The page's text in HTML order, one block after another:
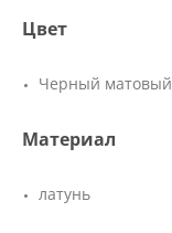
Цвет
Черный матовый
Материал
латунь